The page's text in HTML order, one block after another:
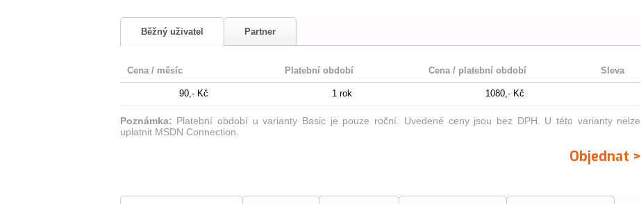
Běžný uživatel Partner
Cena / měsíc Platební období Cena / platební období Sleva
90,- Kč 1 rok 1080,- Kč
Poznámka: Platební období u varianty Basic je pouze roční. Uvedené ceny jsou bez DPH. U této varianty nelze
uplatnit MSDN Connection.
Objednat >